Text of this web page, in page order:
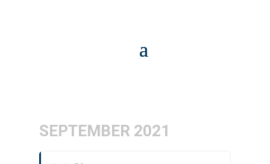
SEPTEMBER 2021